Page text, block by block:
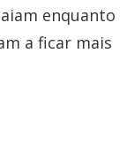
enquanto
a ficar mais